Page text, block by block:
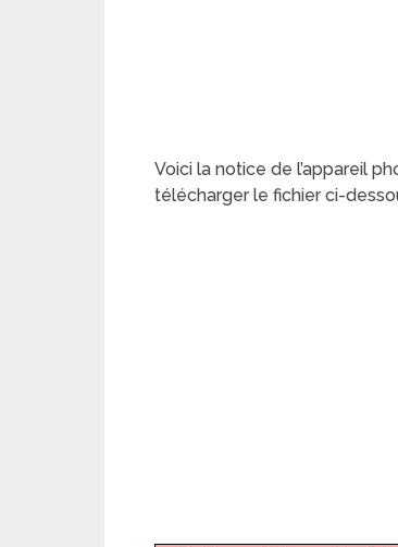
Voici la notice de l’appareil
télécharger le fichier ci-